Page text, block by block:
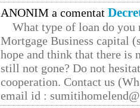
ANONIM a comentat
What type of loan do you
Mortgage Business capital
hope and think that there is
still not gone? Do not
cooperation. Contact us
email id :